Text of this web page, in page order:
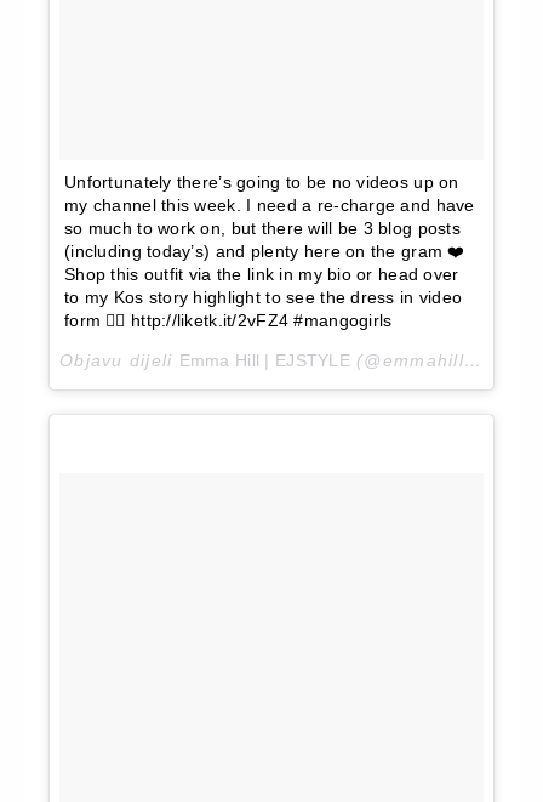
Unfortunately there’s going to be no videos up on
my channel this week. I need a re-charge and have
so much to work on, but there will be 3 blog posts
(including today’s) and plenty here on the gram ❤️
Shop this outfit via the link in my bio or head over
to my Kos story highlight to see the dress in video
form 👌🏼 http://liketk.it/2vFZ4 #mangogirls
Objavu dijeli Emma Hill | EJSTYLE(@emmahill)